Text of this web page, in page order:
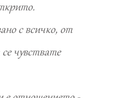
с всичко, от
чувствате